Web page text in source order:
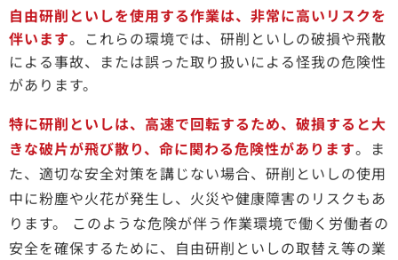
自由研削といしを使用する作業は、非常に高いリスクを
伴います。これらの環境では、研削といしの破損や飛散
による事故、または誤った取り扱いによる怪我の危険性
があります。
特に研削といしは、高速で回転するため、破損すると大
きな破片が飛び散り、命に関わる危険性があります。ま
た、適切な安全対策を講じない場合、研削といしの使用
中に粉塵や火花が発生し、火災や健康障害のリスクもあ
ります。 このような危険が伴う作業環境で働く労働者の
安全を確保するために、自由研削といしの取替え等の業